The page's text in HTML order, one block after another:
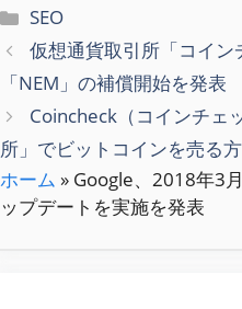
カ
テ
ゴ
リ
ー
SEO
仮想通貨取引所「コイ
「NEM」の補償開始を発表
Coincheck（コインチェ
所」でビットコインを売る
ホーム » Google、2018年3
ップデートを実施を発表